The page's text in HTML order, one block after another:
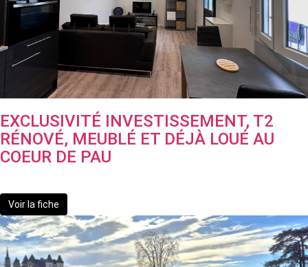
EXCLUSIVITÉ INVESTISSEMENT, T2
RÉNOVÉ, MEUBLÉ ET DÉJÀ LOUÉ AU
COEUR DE PAU
Voir la fiche